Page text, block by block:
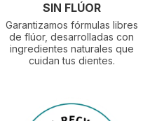
SIN FLÚOR
Garantizamos fórmulas libres
de flúor, desarrolladas con
ingredientes naturales que
cuidan tus dientes.